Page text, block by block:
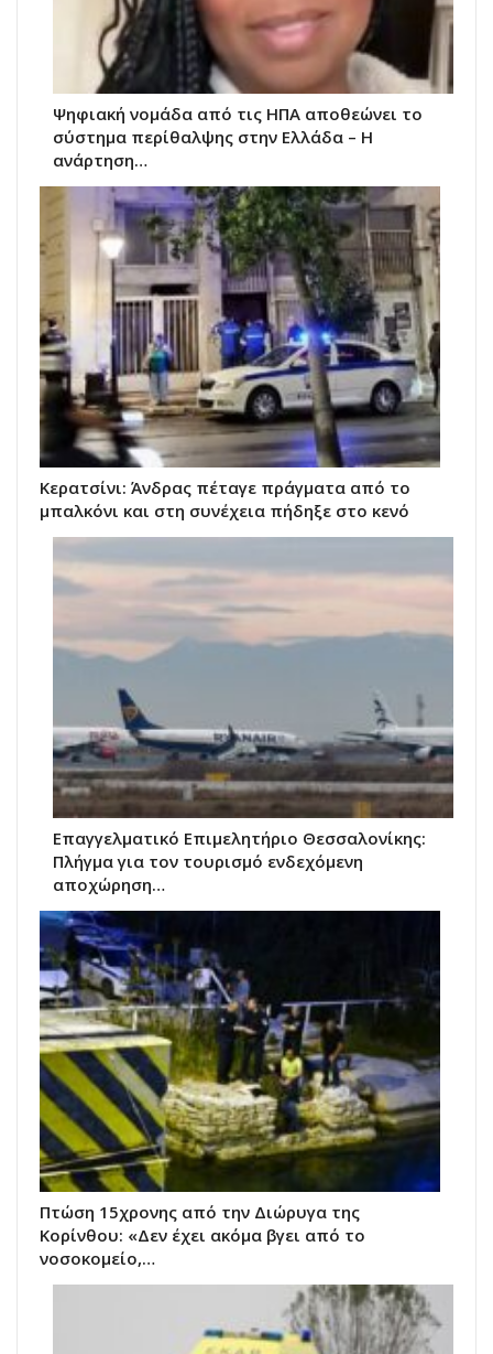
Ψηφιακή νομάδα από τις ΗΠΑ αποθεώνει το
σύστημα περίθαλψης στην Ελλάδα – Η
ανάρτηση…
Κερατσίνι: Άνδρας πέταγε πράγματα από το
μπαλκόνι και στη συνέχεια πήδηξε στο κενό
Επαγγελματικό Επιμελητήριο Θεσσαλονίκης:
Πλήγμα για τον τουρισμό ενδεχόμενη
αποχώρηση…
Πτώση 15χρονης από την Διώρυγα της
Κορίνθου: «Δεν έχει ακόμα βγει από το
νοσοκομείο,…